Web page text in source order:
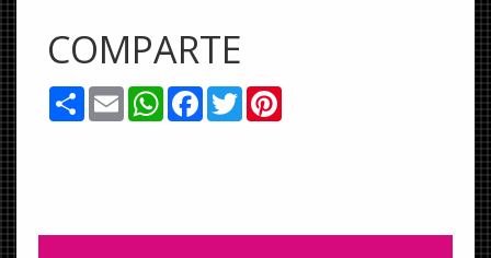
COMPARTE
ShareEmailWhatsApp
Facebook
Twitter